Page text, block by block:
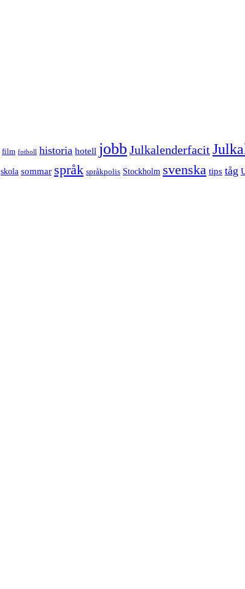
film fotboll historia hotell jobb Julkalenderfacit
skola sommar språk språkpolis Stockholm svenska tips tåg